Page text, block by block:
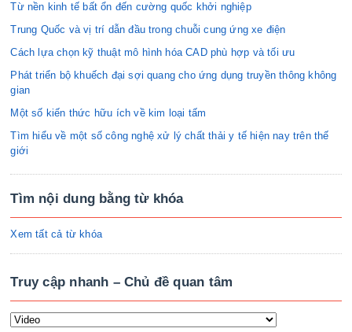
Từ nền kinh tế bất ổn đến cường quốc khởi nghiệp
Trung Quốc và vị trí dẫn đầu trong chuỗi cung ứng xe điện
Cách lựa chọn kỹ thuật mô hình hóa CAD phù hợp và tối ưu
Phát triển bộ khuếch đại sợi quang cho ứng dụng truyền thông không
gian
Một số kiến thức hữu ích về kim loại tấm
Tìm hiểu về một số công nghệ xử lý chất thải y tế hiện nay trên thế
giới
Tìm nội dung bằng từ khóa
Xem tất cả từ khóa
Truy cập nhanh – Chủ đề quan tâm